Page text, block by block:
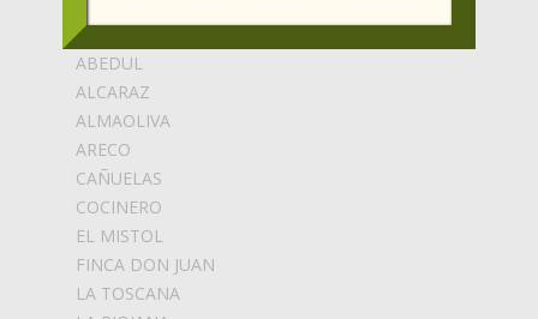
ABEDUL
ALCARAZ
ALMAOLIVA
ARECO
CAÑUELAS
COCINERO
EL MISTOL
FINCA DON JUAN
LA TOSCANA